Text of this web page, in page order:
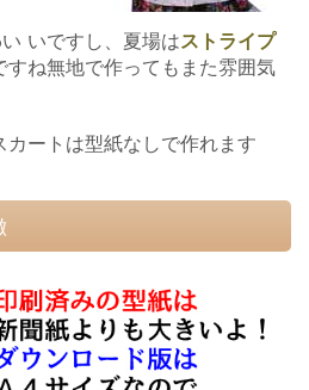
いですし、夏場はストライプ
すね無地で作ってもまた雰囲気
ートは型紙なしで作れます